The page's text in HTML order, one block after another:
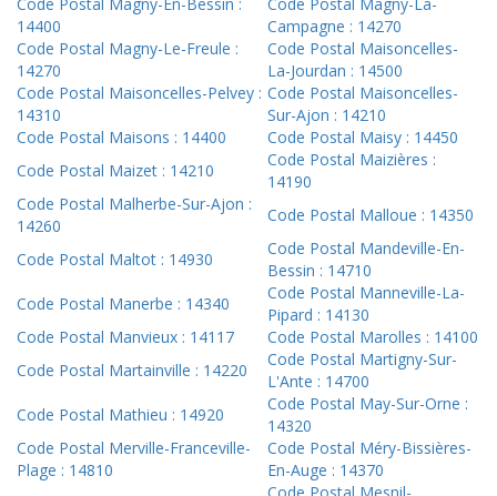
Code Postal Magny-En-Bessin :
14400
Code Postal Magny-La-
Campagne : 14270
Code Postal Magny-Le-Freule :
14270
Code Postal Maisoncelles-
La-Jourdan : 14500
Code Postal Maisoncelles-Pelvey :
14310
Code Postal Maisoncelles-
Sur-Ajon : 14210
Code Postal Maisons : 14400
Code Postal Maisy : 14450
Code Postal Maizet : 14210
Code Postal Maizières :
14190
Code Postal Malherbe-Sur-Ajon :
14260
Code Postal Malloue : 14350
Code Postal Maltot : 14930
Code Postal Mandeville-En-
Bessin : 14710
Code Postal Manerbe : 14340
Code Postal Manneville-La-
Pipard : 14130
Code Postal Manvieux : 14117
Code Postal Marolles : 14100
Code Postal Martainville : 14220
Code Postal Martigny-Sur-
L'Ante : 14700
Code Postal Mathieu : 14920
Code Postal May-Sur-Orne :
14320
Code Postal Merville-Franceville-
Plage : 14810
Code Postal Méry-Bissières-
En-Auge : 14370